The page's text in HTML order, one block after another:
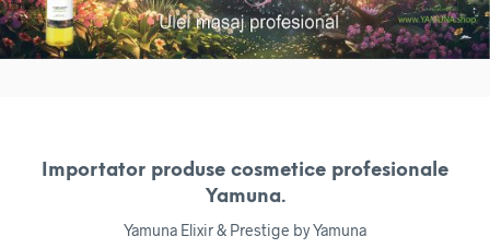
Importator produse cosmetice profesionale
Yamuna.
Yamuna Elixir & Prestige by Yamuna